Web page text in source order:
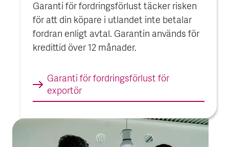
Garanti för fordringsförlust täcker risken
för att din köpare i utlandet inte betalar
fordran enligt avtal. Garantin används för
kredittid över 12 månader.
Garanti för fordrings­förlust för
exportör